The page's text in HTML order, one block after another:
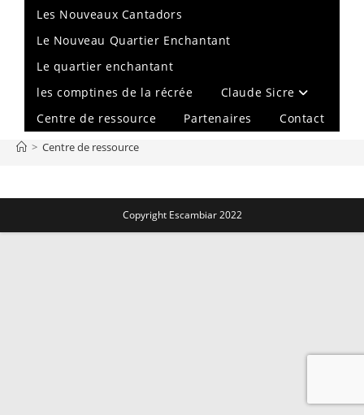
Les Nouveaux Cantadors
Le Nouveau Quartier Enchantant
Le quartier enchantant
les comptines de la récrée
Claude Sicre
Centre de ressource
Partenaires Contact
> Centre de ressource
Copyright Escambiar 2022